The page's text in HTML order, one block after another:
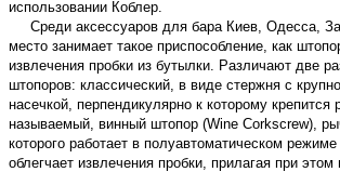
использовании Коблер.
Среди аксессуаров для бара Киев, Одесса,
место занимает такое приспособление, как
извлечения пробки из бутылки. Различают две
штопоров: классический, в виде стержня с
насечкой, перпендикулярно к которому крепится
называемый, винный штопор (Wine Corkscrew),
которого работает в полуавтоматическом
облегчает извлечения пробки, прилагая при